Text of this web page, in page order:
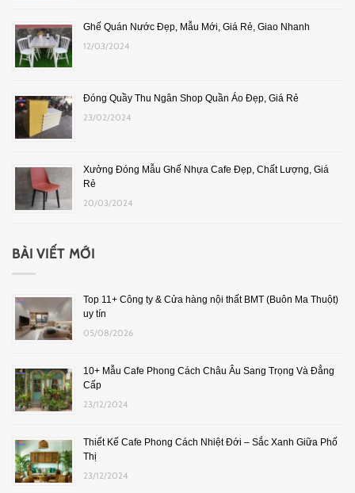
Ghế Quán Nước Đẹp, Mẫu Mới, Giá Rẻ, Giao Nhanh
12/03/2024
Đóng Quầy Thu Ngân Shop Quần Áo Đẹp, Giá Rẻ
23/02/2024
Xưởng Đóng Mẫu Ghế Nhựa Cafe Đẹp, Chất Lượng, Giá
Rẻ
20/03/2024
BÀI VIẾT MỚI
Top 11+ Công ty & Cửa hàng nội thất BMT (Buôn Ma Thuột)
uy tín
05/08/2026
10+ Mẫu Cafe Phong Cách Châu Âu Sang Trọng Và Đẳng
Cấp
23/12/2024
Thiết Kế Cafe Phong Cách Nhiệt Đới – Sắc Xanh Giữa Phố
Thị
23/12/2024